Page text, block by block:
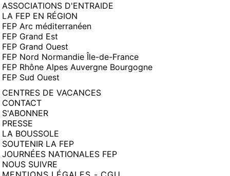
ASSOCIATIONS D'ENTRAIDE
LA FEP EN RÉGION
FEP Arc méditerranéen
FEP Grand Est
FEP Grand Ouest
FEP Nord Normandie Île-de-France
FEP Rhône Alpes Auvergne Bourgogne
FEP Sud Ouest
CENTRES DE VACANCES
CONTACT
S'ABONNER
PRESSE
LA BOUSSOLE
SOUTENIR LA FEP
JOURNÉES NATIONALES FEP
NOUS SUIVRE